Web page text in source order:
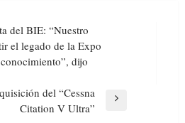
del BIE: “Nuestro
el legado de la Expo
dijo
del “Cessna
Citation V Ultra”